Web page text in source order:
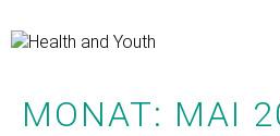
MONAT: MAI